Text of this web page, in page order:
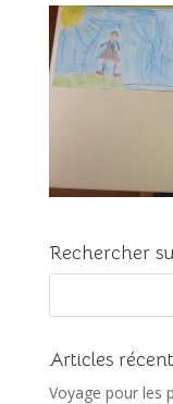
Rechercher
Articles
Voyage pour les